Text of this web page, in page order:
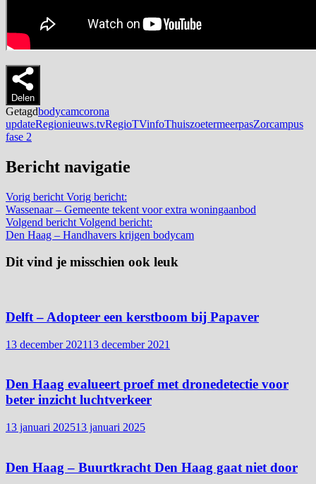
Delen
Getagdbodycamcorona
updateRegionieuws.tvRegioTVinfoThuiszoetermeerpasZorcampus
fase 2
Bericht navigatie
Vorig bericht Vorig bericht:
Wassenaar – Gemeente tekent voor extra woningaanbod
Volgend bericht Volgend bericht:
Den Haag – Handhavers krijgen bodycam
Dit vind je misschien ook leuk
Delft – Adopteer een kerstboom bij Papaver
13 december 202113 december 2021
Den Haag evalueert proef met dronedetectie voor
beter inzicht luchtverkeer
13 januari 202513 januari 2025
Den Haag – Buurtkracht Den Haag gaat niet door